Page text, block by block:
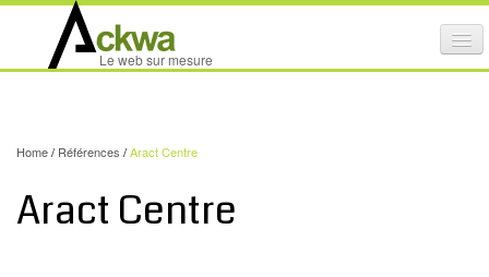
le
Le web sur mesure
Home/ Références /Aract Centre
Aract Centre